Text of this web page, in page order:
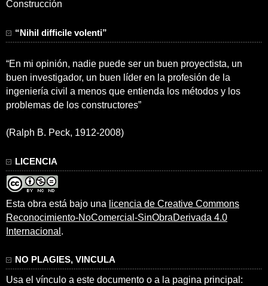
Construcción
“Nihil difficile volenti”
“En mi opinión, nadie puede ser un buen proyectista, un
buen investigador, un buen líder en la profesión de la
ingeniería civil a menos que entienda los métodos y los
problemas de los constructores”
(Ralph B. Peck, 1912-2008)
LICENCIA
Esta obra está bajo una licencia de Creative Commons
Reconocimiento-NoComercial-SinObraDerivada 4.0
Internacional .
NO PLAGIES, VINCULA
Usa el vínculo a este documento o a la pagina principal: